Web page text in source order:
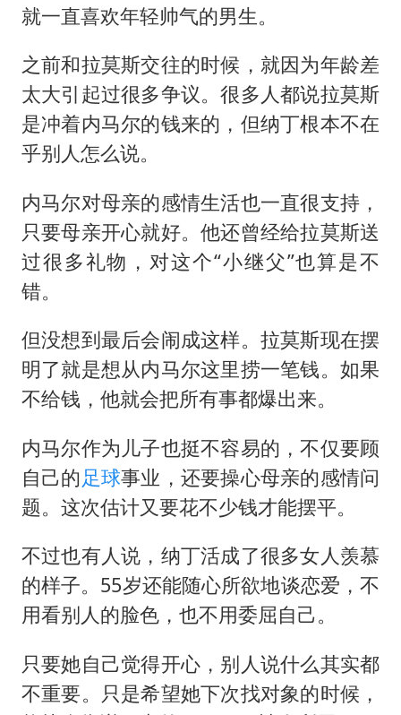
就一直喜欢年轻帅气的男生。
之前和拉莫斯交往的时候，就因为年龄差
太大引起过很多争议。很多人都说拉莫斯
是冲着内马尔的钱来的，但纳丁根本不在
乎别人怎么说。
内马尔对母亲的感情生活也一直很支持，
只要母亲开心就好。他还曾经给拉莫斯送
过很多礼物，对这个“小继父”也算是不
错。
但没想到最后会闹成这样。拉莫斯现在摆
明了就是想从内马尔这里捞一笔钱。如果
不给钱，他就会把所有事都爆出来。
内马尔作为儿子也挺不容易的，不仅要顾
自己的足球事业，还要操心母亲的感情问
题。这次估计又要花不少钱才能摆平。
不过也有人说，纳丁活成了很多女人羡慕
的样子。55岁还能随心所欲地谈恋爱，不
用看别人的脸色，也不用委屈自己。
只要她自己觉得开心，别人说什么其实都
不重要。只是希望她下次找对象的时候，